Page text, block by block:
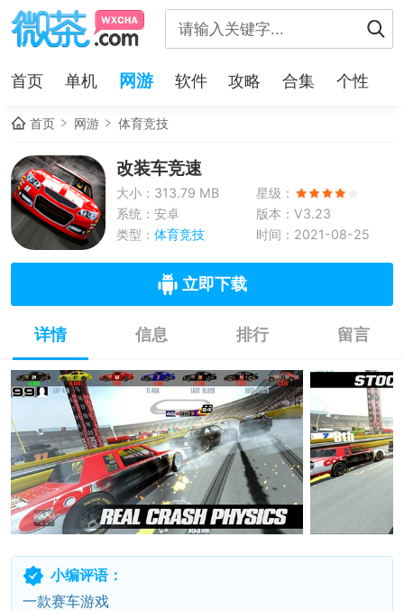
首页 单机 网游 软件 攻略 合集 个性
首页 网游 体育竞技
改装车竞速
大小：313.79 MB
星级：
系统：安卓
版本：V3.23
类型： 体育竞技 时间：2021-08-25
立即下载
详情 信息 排行 留言
小编评语：
一款赛车游戏